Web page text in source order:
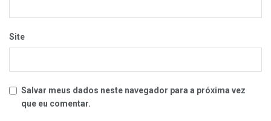
Site
Salvar meus dados neste navegador para a próxima vez
que eu comentar.